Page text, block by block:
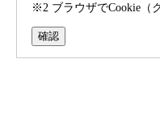
※2 ブラウザでCookie（